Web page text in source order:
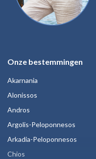
Onze bestemmingen
Akarnania
Alonissos
Andros
Argolis-Peloponnesos
Arkadia-Peloponnesos
Chios